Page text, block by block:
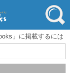
」に掲載するには